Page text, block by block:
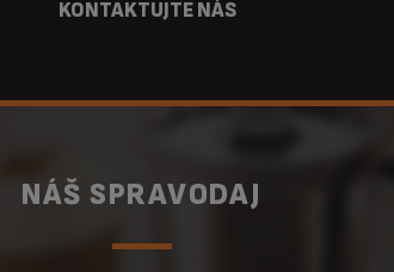
KONTAKTUJTE NÁS
NÁŠ SPRAVODAJ